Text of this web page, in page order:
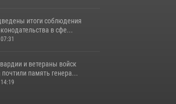
итоги соблюдения
в сфе...
и ветераны войск
память генера...